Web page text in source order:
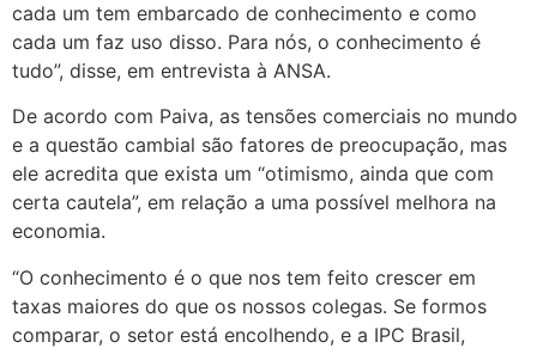
cada um tem embarcado de conhecimento e como
cada um faz uso disso. Para nós, o conhecimento é
tudo”, disse, em entrevista à ANSA.
De acordo com Paiva, as tensões comerciais no mundo
e a questão cambial são fatores de preocupação, mas
ele acredita que exista um “otimismo, ainda que com
certa cautela”, em relação a uma possível melhora na
economia.
“O conhecimento é o que nos tem feito crescer em
taxas maiores do que os nossos colegas. Se formos
comparar, o setor está encolhendo, e a IPC Brasil,